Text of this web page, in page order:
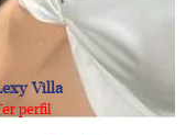
Villa
perfil